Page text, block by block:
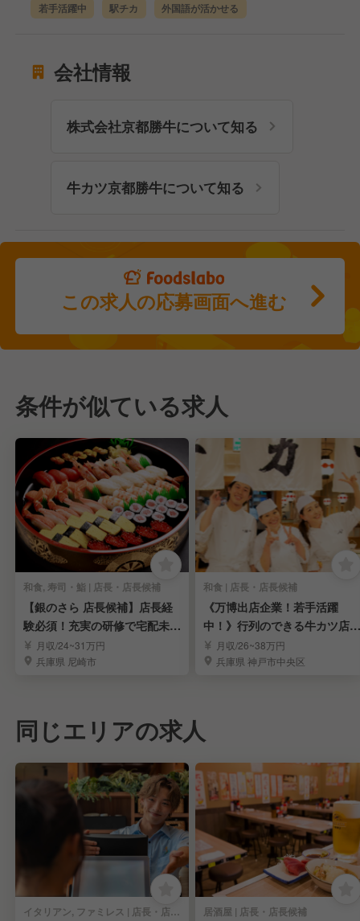
若手活躍中 駅チカ 外国語が活かせる
会社情報
株式会社京都勝牛について知る
牛カツ京都勝牛について知る
この求人の応募画面へ進む
条件が似ている求人
和食, 寿司・鮨 | 店長・店長候補
【銀のさら 店長候補】店長経
験必須！充実の研修で宅配未経
験でも安心◎
月収/24~31万円
兵庫県 尼崎市
和食 | 店長・店長候補
《万博出店企業！若手活躍
中！》行列のできる牛カツ店の
店長候補募集
月収/26~38万円
兵庫県 神戸市中央区
同じエリアの求人
イタリアン, ファミレス | 店長・店長候補 居酒屋 | 店長・店長候補